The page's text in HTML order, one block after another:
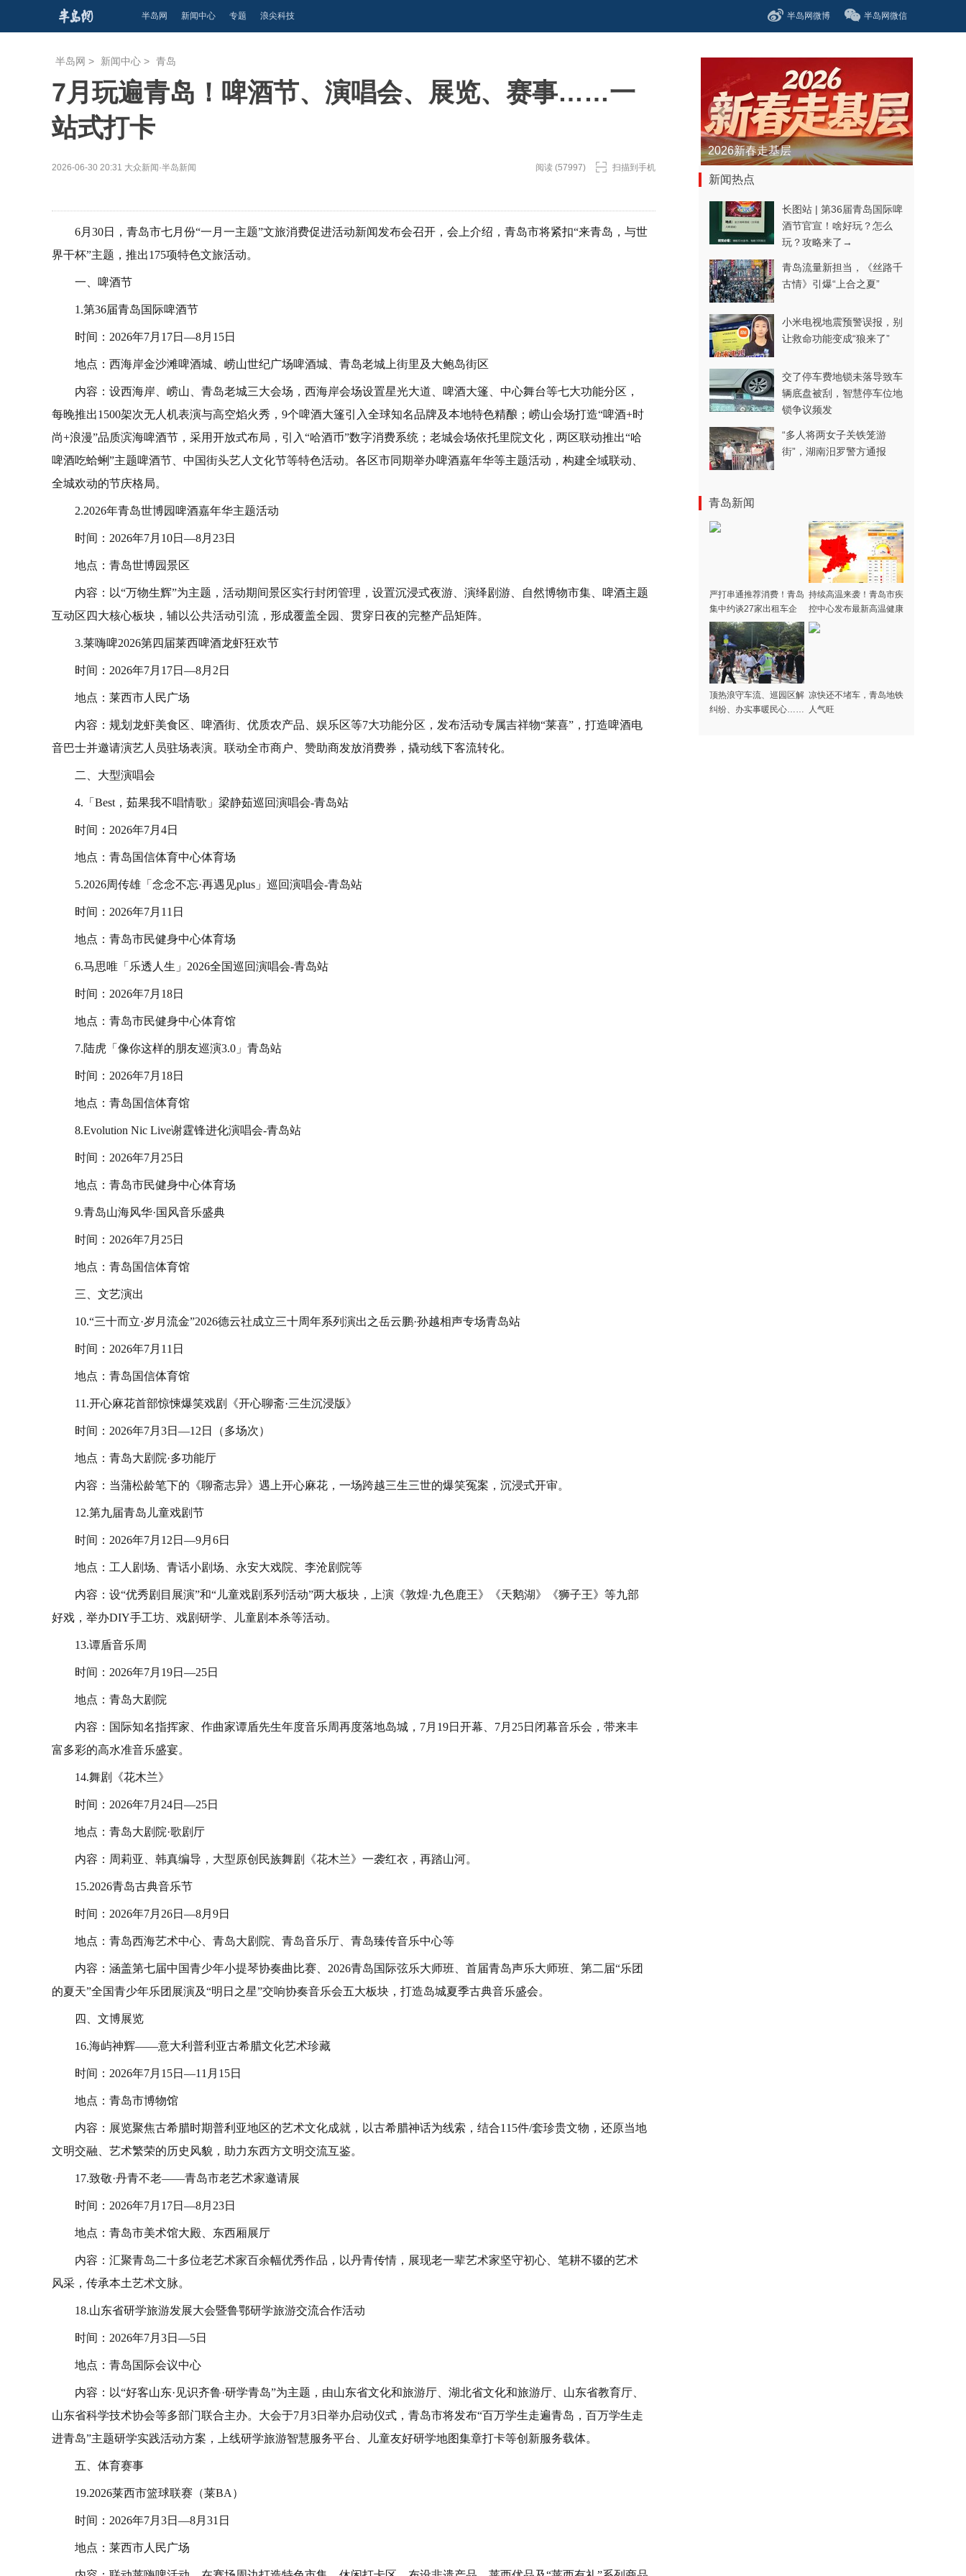
半岛网 新闻中心 专题 浪尖科技 半岛网微博 半岛网微信
半岛网 > 新闻中心 > 青岛
7月玩遍青岛！啤酒节、演唱会、展览、赛事……一
站式打卡
2026-06-30 20:31 大众新闻·半岛新闻 阅读 (57997) 扫描到手机
6月30日，青岛市七月份“一月一主题”文旅消费促进活动新闻发布会召开，会上介绍，青岛市将紧扣“来青岛，与世
界干杯”主题，推出175项特色文旅活动。
一、啤酒节
1.第36届青岛国际啤酒节
时间：2026年7月17日—8月15日
地点：西海岸金沙滩啤酒城、崂山世纪广场啤酒城、青岛老城上街里及大鲍岛街区
内容：设西海岸、崂山、青岛老城三大会场，西海岸会场设置星光大道、啤酒大篷、中心舞台等七大功能分区，
每晚推出1500架次无人机表演与高空焰火秀，9个啤酒大篷引入全球知名品牌及本地特色精酿；崂山会场打造“啤酒+时
尚+浪漫”品质滨海啤酒节，采用开放式布局，引入“哈酒币”数字消费系统；老城会场依托里院文化，两区联动推出“哈
啤酒吃蛤蜊”主题啤酒节、中国街头艺人文化节等特色活动。各区市同期举办啤酒嘉年华等主题活动，构建全域联动、
全城欢动的节庆格局。
2.2026年青岛世博园啤酒嘉年华主题活动
时间：2026年7月10日—8月23日
地点：青岛世博园景区
内容：以“万物生辉”为主题，活动期间景区实行封闭管理，设置沉浸式夜游、演绎剧游、自然博物市集、啤酒主题
互动区四大核心板块，辅以公共活动引流，形成覆盖全园、贯穿日夜的完整产品矩阵。
3.莱嗨啤2026第四届莱西啤酒龙虾狂欢节
时间：2026年7月17日—8月2日
地点：莱西市人民广场
内容：规划龙虾美食区、啤酒街、优质农产品、娱乐区等7大功能分区，发布活动专属吉祥物“莱喜”，打造啤酒电
音巴士并邀请演艺人员驻场表演。联动全市商户、赞助商发放消费券，撬动线下客流转化。
二、大型演唱会
4.「Best，茹果我不唱情歌」梁静茹巡回演唱会-青岛站
时间：2026年7月4日
地点：青岛国信体育中心体育场
5.2026周传雄「念念不忘·再遇见plus」巡回演唱会-青岛站
时间：2026年7月11日
地点：青岛市民健身中心体育场
6.马思唯「乐透人生」2026全国巡回演唱会-青岛站
时间：2026年7月18日
地点：青岛市民健身中心体育馆
7.陆虎「像你这样的朋友巡演3.0」青岛站
时间：2026年7月18日
地点：青岛国信体育馆
8.Evolution Nic Live谢霆锋进化演唱会-青岛站
时间：2026年7月25日
地点：青岛市民健身中心体育场
9.青岛山海风华·国风音乐盛典
时间：2026年7月25日
地点：青岛国信体育馆
三、文艺演出
10.“三十而立·岁月流金”2026德云社成立三十周年系列演出之岳云鹏·孙越相声专场青岛站
时间：2026年7月11日
地点：青岛国信体育馆
11.开心麻花首部惊悚爆笑戏剧《开心聊斋·三生沉浸版》
时间：2026年7月3日—12日（多场次）
地点：青岛大剧院·多功能厅
内容：当蒲松龄笔下的《聊斋志异》遇上开心麻花，一场跨越三生三世的爆笑冤案，沉浸式开审。
12.第九届青岛儿童戏剧节
时间：2026年7月12日—9月6日
地点：工人剧场、青话小剧场、永安大戏院、李沧剧院等
内容：设“优秀剧目展演”和“儿童戏剧系列活动”两大板块，上演《敦煌·九色鹿王》《天鹅湖》《狮子王》等九部
好戏，举办DIY手工坊、戏剧研学、儿童剧本杀等活动。
13.谭盾音乐周
时间：2026年7月19日—25日
地点：青岛大剧院
内容：国际知名指挥家、作曲家谭盾先生年度音乐周再度落地岛城，7月19日开幕、7月25日闭幕音乐会，带来丰
富多彩的高水准音乐盛宴。
14.舞剧《花木兰》
时间：2026年7月24日—25日
地点：青岛大剧院·歌剧厅
内容：周莉亚、韩真编导，大型原创民族舞剧《花木兰》一袭红衣，再踏山河。
15.2026青岛古典音乐节
时间：2026年7月26日—8月9日
地点：青岛西海艺术中心、青岛大剧院、青岛音乐厅、青岛臻传音乐中心等
内容：涵盖第七届中国青少年小提琴协奏曲比赛、2026青岛国际弦乐大师班、首届青岛声乐大师班、第二届“乐团
的夏天”全国青少年乐团展演及“明日之星”交响协奏音乐会五大板块，打造岛城夏季古典音乐盛会。
四、文博展览
16.海屿神辉——意大利普利亚古希腊文化艺术珍藏
时间：2026年7月15日—11月15日
地点：青岛市博物馆
内容：展览聚焦古希腊时期普利亚地区的艺术文化成就，以古希腊神话为线索，结合115件/套珍贵文物，还原当地
文明交融、艺术繁荣的历史风貌，助力东西方文明交流互鉴。
17.致敬·丹青不老——青岛市老艺术家邀请展
时间：2026年7月17日—8月23日
地点：青岛市美术馆大殿、东西厢展厅
内容：汇聚青岛二十多位老艺术家百余幅优秀作品，以丹青传情，展现老一辈艺术家坚守初心、笔耕不辍的艺术
风采，传承本土艺术文脉。
18.山东省研学旅游发展大会暨鲁鄂研学旅游交流合作活动
时间：2026年7月3日—5日
地点：青岛国际会议中心
内容：以“好客山东·见识齐鲁·研学青岛”为主题，由山东省文化和旅游厅、湖北省文化和旅游厅、山东省教育厅、
山东省科学技术协会等多部门联合主办。大会于7月3日举办启动仪式，青岛市将发布“百万学生走遍青岛，百万学生走
进青岛”主题研学实践活动方案，上线研学旅游智慧服务平台、儿童友好研学地图集章打卡等创新服务载体。
五、体育赛事
19.2026莱西市篮球联赛（莱BA）
时间：2026年7月3日—8月31日
地点：莱西市人民广场
青春逐梦正当时——聚焦2026年中...
新闻热点
长图站 | 第36届青岛国际啤
酒节官宣！啥好玩？怎么
玩？攻略来了→
青岛流量新担当，《丝路千
古情》引爆“上合之夏”
小米电视地震预警误报，别
让救命功能变成“狼来了”
交了停车费地锁未落导致车
辆底盘被刮，智慧停车位地
锁争议频发
“多人将两女子关铁笼游
街”，湖南汨罗警方通报
青岛新闻
严打串通推荐消费！青岛
集中约谈27家出租车企
业
持续高温来袭！青岛市疾
控中心发布最新高温健康
风险提示
顶热浪守车流、巡园区解
纠纷、办实事暖民心……
凉快还不堵车，青岛地铁
人气旺